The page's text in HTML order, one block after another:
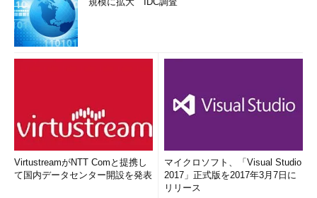
VirtustreamがNTT Comと提携し
て国内データセンター開設を発表
マイクロソフト、「Visual Studio
2017」正式版を2017年3月7日に
リリース